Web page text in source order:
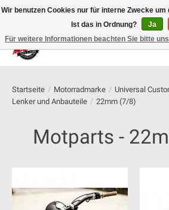
100% schweizer Onlineshop für Dein Motorrad
Startseite / Motorradmarke / Universal
Lenker und Anbauteile / 22mm (7/8)
Motparts -
Wir benutzen Cookies nur für interne Zwecke
Ist das in Ordnung?
Ja
Für weitere Informationen beachten Sie bitte